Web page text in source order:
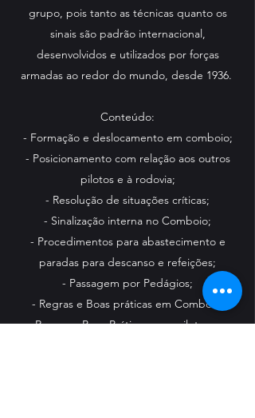
grupo, pois tanto as técnicas quanto os
sinais são padrão internacional,
desenvolvidos e utilizados por forças
armadas ao redor do mundo, desde 1936.
Conteúdo:
- Formação e deslocamento em comboio;
- Posicionamento com relação aos outros
pilotos e à rodovia;
- Resolução de situações críticas;
- Sinalização interna no Comboio;
- Procedimentos para abastecimento e
paradas para descanso e refeições;
- Passagem por Pedágios;
- Regras e Boas práticas em Comboio;
- Regras e Boas Práticas para pilotagem